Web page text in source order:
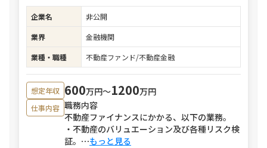
企業名
非公開
業界
金融機関
業種・職種
不動産ファンド/不動産金融
想定年収 600万円〜1200万円
仕事内容 職務内容
不動産ファイナンスにかかる、以下の業務。
・不動産のバリュエーション及び各種リスク検
証。 ⋯もっと見る